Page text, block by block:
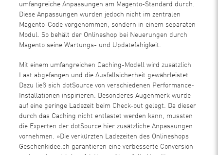
umfangreiche Anpassungen am Magento-Standard durch.
Diese Anpassungen wurden jedoch nicht im zentralen
Magento-Code vorgenommen, sondern in einem separaten
Modul. So behält der Onlineshop bei Neuerungen durch
Magento seine Wartungs- und Updatefähigkeit.
Mit einem umfangreichen Caching-Modell wird zusätzlich
Last abgefangen und die Ausfallsicherheit gewährleistet.
Dazu ließ sich dotSource von verschiedenen Performance-
Installationen inspirieren. Besonderes Augenmerk wurde
auf eine geringe Ladezeit beim Check-out gelegt. Da dieser
durch das Caching nicht entlastet werden kann, mussten
die Experten der dotSource hier zusätzliche Anpassungen
vornehmen. »Die verkürzten Ladezeiten des Onlineshops
Geschenkidee.ch garantieren eine verbesserte Conversion